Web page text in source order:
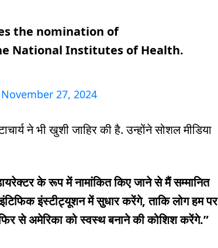
the nomination of
National Institutes of Health.
November 27, 2024
ने भी खुशी जाहिर की है. उन्होंने सोशल मीडिया
के रूप में नामांकित किए जाने से मैं सम्मानित
इंस्टीट्यूशन में सुधार करेंगे, ताकि लोग हम पर
से अमेरिका को स्वस्थ बनाने की कोशिश करेंगे.”